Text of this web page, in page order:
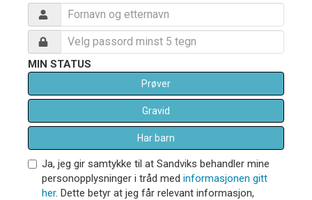
MIN STATUS
Prøver
Gravid
Har barn
Ja, jeg gir samtykke til at Sandviks behandler mine
personopplysninger i tråd med informasjonen gitt
her. Dette betyr at jeg får relevant informasjon,